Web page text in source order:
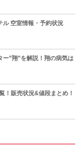
ル 空室情報・予約状況
”翔”を解説！翔の病気は
！販売状況&値段まとめ！